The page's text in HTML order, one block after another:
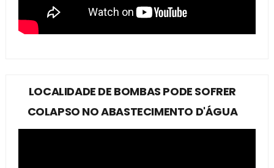
LOCALIDADE DE BOMBAS PODE SOFRER
COLAPSO NO ABASTECIMENTO D'ÁGUA